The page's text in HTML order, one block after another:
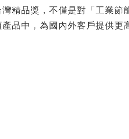
灣精品獎，不僅是對「工業
品中，為國內外客戶提供更